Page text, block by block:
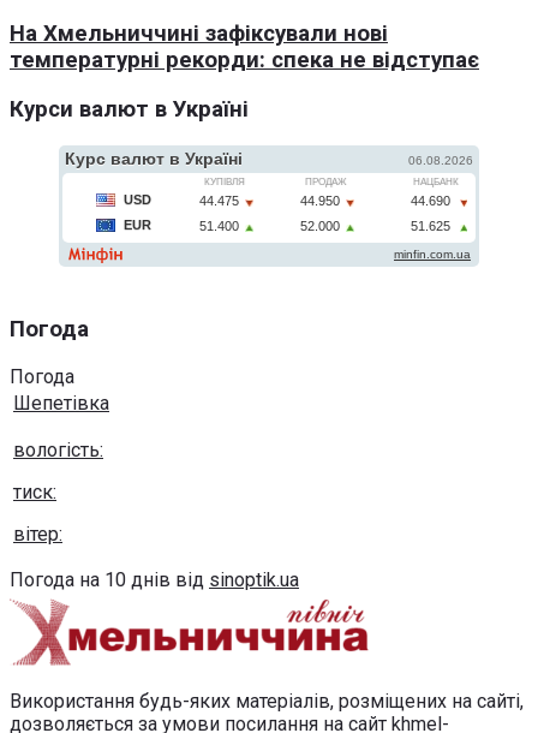
На Хмельниччині зафіксували нові
температурні рекорди: спека не відступає
Курси валют в Україні
Погода
Погода
Шепетівка
вологість:
тиск:
вітер:
Погода на 10 днів від sinoptik.ua
Використання будь-яких матеріалів, розміщених на сайті,
дозволяється за умови посилання на сайт khmel-